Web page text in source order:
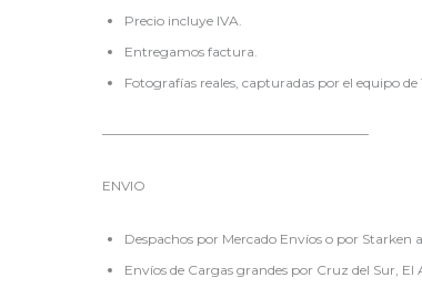
Precio incluye IVA.
Entregamos factura.
Fotografías reales, capturadas por el equipo de
————————————————————
ENVIO
Despachos por Mercado Envíos o por Starken
Envíos de Cargas grandes por Cruz del Sur, El